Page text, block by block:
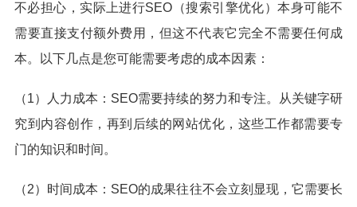
不必担心，实际上进行SEO（搜索引擎优化）本身可能不
需要直接支付额外费用，但这不代表它完全不需要任何成
本。以下几点是您可能需要考虑的成本因素：
（1）人力成本：SEO需要持续的努力和专注。从关键字研
究到内容创作，再到后续的网站优化，这些工作都需要专
门的知识和时间。
（2）时间成本：SEO的成果往往不会立刻显现，它需要长